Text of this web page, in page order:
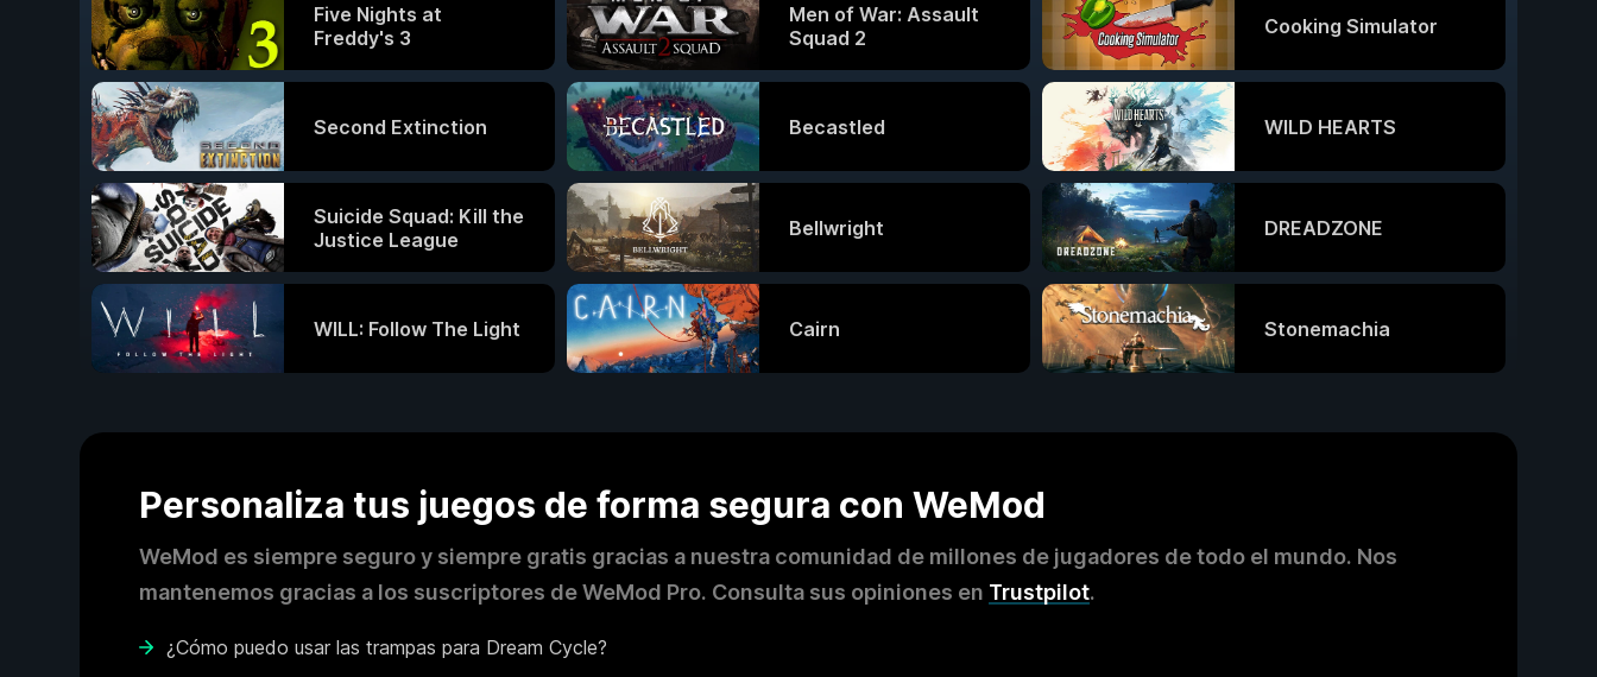
Five Nights at
Freddy's 3
Men of War: Assault
Squad 2
Cooking Simulator
Second Extinction Becastled WILD HEARTS
Suicide Squad: Kill the
Justice League
Bellwright DREADZONE
WILL: Follow The Light Cairn Stonemachia
Personaliza tus juegos de forma segura con WeMod
WeMod es siempre seguro y siempre gratis gracias a nuestra comunidad de millones de jugadores de todo el mundo. Nos
mantenemos gracias a los suscriptores de WeMod Pro. Consulta sus opiniones en Trustpilot.
¿Cómo puedo usar las trampas para Dream Cycle?